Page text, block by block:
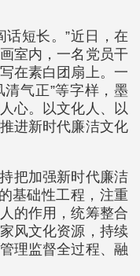
话短长。”近日，在
室内，一名党员干
在素白团扇上。一
清气正”等字样，墨
心。以文化人、以
进新时代廉洁文化
把加强新时代廉洁
基础性工程，注重
的作用，统筹整合
风文化资源，持续
理监督全过程、融